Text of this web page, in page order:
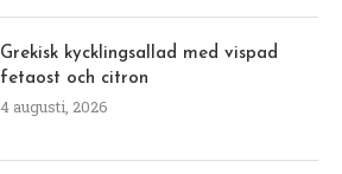
Grekisk kycklingsallad med vispad
fetaost och citron
4 augusti, 2026